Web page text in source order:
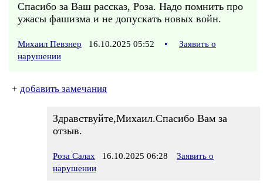
Спасибо за Ваш рассказ, Роза. Надо помнить про
ужасы фашизма и не допускать новых войн.
Михаил Певзнер 16.10.2025 05:52 •
Заявить о
нарушении
+ добавить замечания
Здравствуйте,Михаил.Спасибо Вам за
отзыв.
Роза Салах 16.10.2025 06:28
Заявить о
нарушении